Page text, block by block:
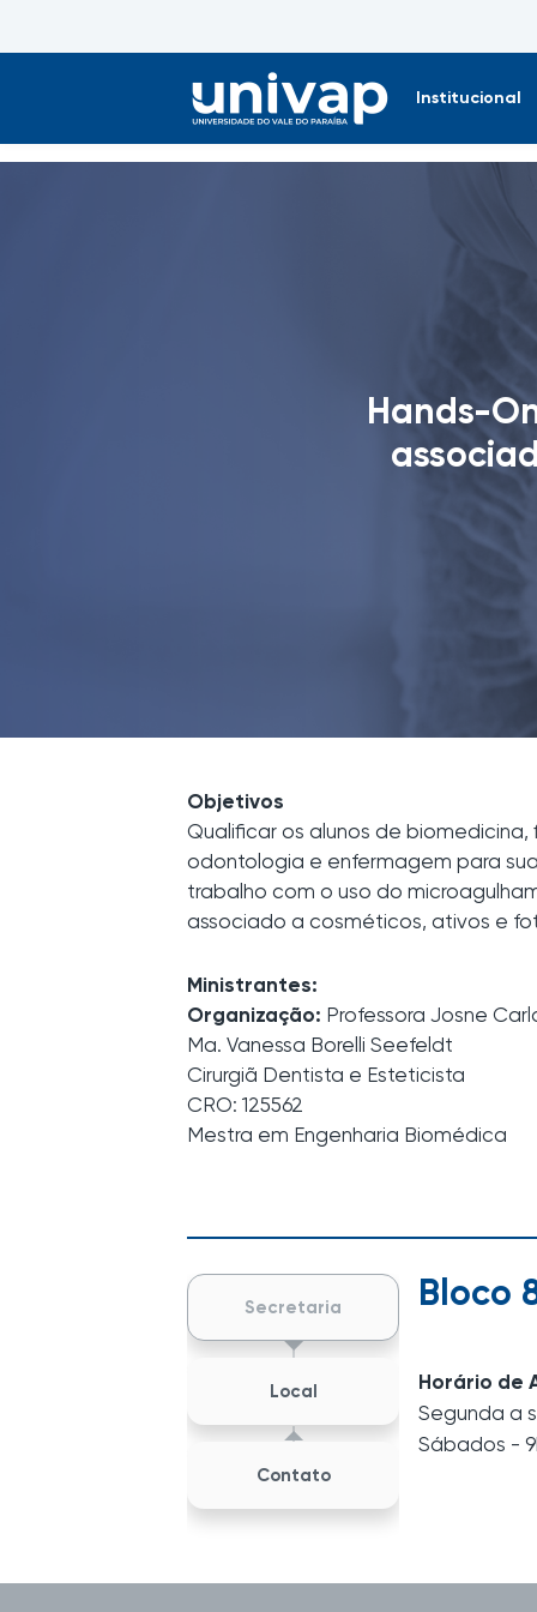
Institucional
Hands-
Objetivos
Qualificar os alunos de
odontologia e enfermagem para
trabalho com o uso do
associado a cosméticos, ativos e
Ministrantes:
Organização: Professora Josne
Ma. Vanessa Borelli Seefeldt
Cirurgiã Dentista e Esteticista
CRO: 125562
Mestra em Engenharia Biomédica
Secretaria
Local
Contato
Bloco
Horário de
Segunda a
Sábados -